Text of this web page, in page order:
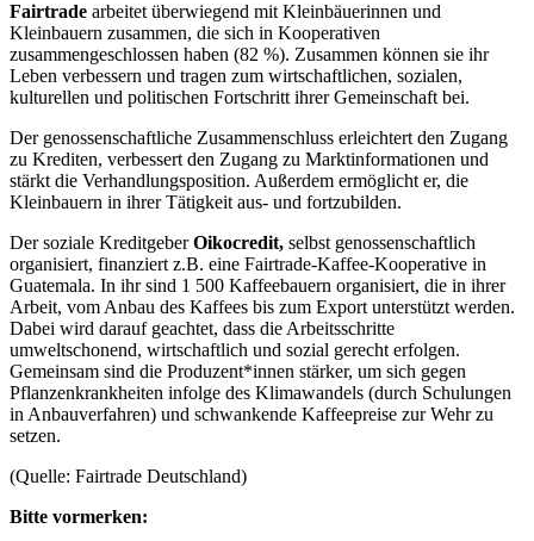
Fairtrade arbeitet überwiegend mit Kleinbäuerinnen und
Kleinbauern zusammen, die sich in Kooperativen
zusammengeschlossen haben (82 %). Zusammen können sie ihr
Leben verbessern und tragen zum wirtschaftlichen, sozialen,
kulturellen und politischen Fortschritt ihrer Gemeinschaft bei.
Der genossenschaftliche Zusammenschluss erleichtert den Zugang
zu Krediten, verbessert den Zugang zu Marktinformationen und
stärkt die Verhandlungsposition. Außerdem ermöglicht er, die
Kleinbauern in ihrer Tätigkeit aus- und fortzubilden.
Der soziale KreditgeberOikocredit, selbst genossenschaftlich
organisiert, finanziert z.B. eine Fairtrade-Kaffee-Kooperative in
Guatemala. In ihr sind 1 500 Kaffeebauern organisiert, die in ihrer
Arbeit, vom Anbau des Kaffees bis zum Export unterstützt werden.
Dabei wird darauf geachtet, dass die Arbeitsschritte
umweltschonend, wirtschaftlich und sozial gerecht erfolgen.
Gemeinsam sind die Produzent*innen stärker, um sich gegen
Pflanzenkrankheiten infolge des Klimawandels (durch Schulungen
in Anbauverfahren) und schwankende Kaffeepreise zur Wehr zu
setzen.
(Quelle: Fairtrade Deutschland)
Bitte vormerken: